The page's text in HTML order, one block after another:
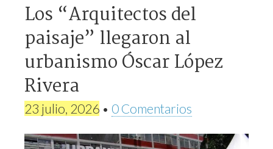
Los “Arquitectos del
paisaje” llegaron al
urbanismo Óscar López
Rivera
23 julio, 2026 • 0 Comentarios